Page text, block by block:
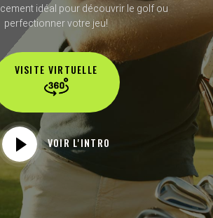
idéal pour découvrir le golf ou
perfectionner votre jeu!
VISITE VIRTUELLE
VOIR L'INTRO